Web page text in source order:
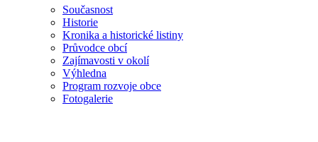
Současnost
Historie
Kronika a historické listiny
Průvodce obcí
Zajímavosti v okolí
Výhledna
Program rozvoje obce
Fotogalerie